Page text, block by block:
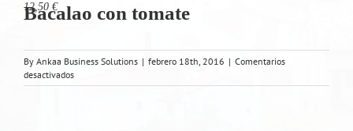
Bacalao con tomate
12,50 €
By Ankaa Business Solutions | febrero 18th, 2016 | Comentarios
desactivadosen
Bacalao